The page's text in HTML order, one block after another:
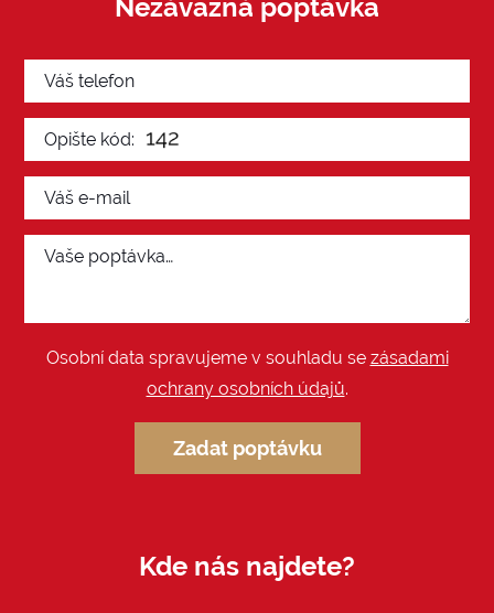
Nezávazná poptávka
Osobní data spravujeme v souhladu se zásadami
ochrany osobních údajů.
Zadat poptávku
Kde nás najdete?